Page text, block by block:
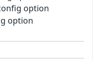
option
option